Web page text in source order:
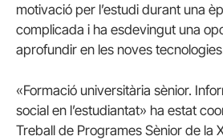
motivació per l’estudi durant una
complicada i ha esdevingut una
aprofundir en les noves
«Formació universitària sènior.
social en l’estudiantat» ha estat
Treball de Programes Sènior de la